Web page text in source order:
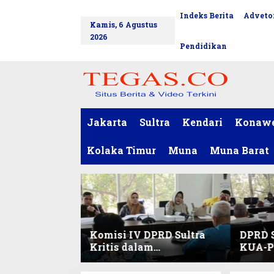
Kamis, 6 Agustus
2026
Indeks Berita
Pendidikan
Jakarta Sultra Kendari
Kolaka Timur Muna Muna Barat
Komisi IV DPRD Sultra
Kritis dalam
Harmonisasi KUA-PPAS
KUA-